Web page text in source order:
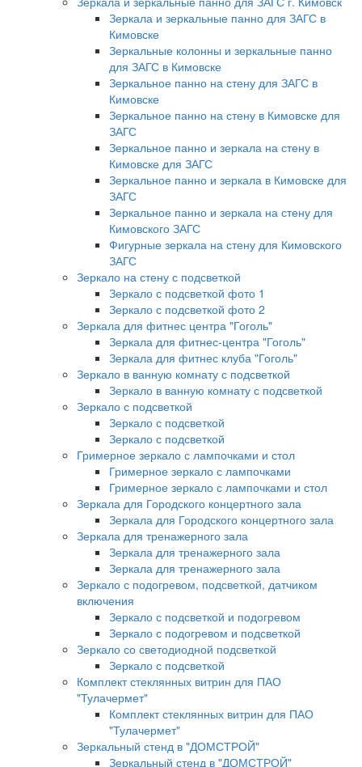
Зеркала и зеркальные панно для ЗАГС в
Кимовске
Зеркальные колонны и зеркальные панно
для ЗАГС в Кимовске
Зеркальное панно на стену для ЗАГС в
Кимовске
Зеркальное панно на стену в Кимовске для
ЗАГС
Зеркальное панно и зеркала на стену в
Кимовске для ЗАГС
Зеркальное панно и зеркала в Кимовске для
ЗАГС
Зеркальное панно и зеркала на стену для
Кимовского ЗАГС
Фигурные зеркала на стену для Кимовского
ЗАГС
Зеркало на стену с подсветкой
Зеркало с подсветкой фото 1
Зеркало с подсветкой фото 2
Зеркала для фитнес центра "Гоголь"
Зеркала для фитнес-центра "Гоголь"
Зеркала для фитнес клуба "Гоголь"
Зеркало в ванную комнату с подсветкой
Зеркало в ванную комнату с подсветкой
Зеркало с подсветкой
Зеркало с подсветкой
Зеркало с подсветкой
Гримерное зеркало с лампочками и стол
Гримерное зеркало с лампочками
Гримерное зеркало с лампочками и стол
Зеркала для Городского концертного зала
Зеркала для Городского концертного зала
Зеркала для тренажерного зала
Зеркала для тренажерного зала
Зеркала для тренажерного зала
Зеркало с подогревом, подсветкой, датчиком
включения
Зеркало с подсветкой и подогревом
Зеркало с подогревом и подсветкой
Зеркало со светодиодной подсветкой
Зеркало с подсветкой
Комплект стеклянных витрин для ПАО
"Тулачермет"
Комплект стеклянных витрин для ПАО
"Тулачермет"
Зеркальный стенд в "ДОМСТРОЙ"
Зеркальный стенд в "ДОМСТРОЙ"